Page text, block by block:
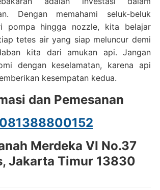
Dengan memahami seluk-beluk
pompa hingga nozzle, kita belajar
tetes air yang siap meluncur demi
kita dari amukan api. Jangan
dengan keselamatan, karena api
kesempatan kedua.
dan Pemesanan
081388800152
Merdeka VI No.37
Jakarta Timur 13830